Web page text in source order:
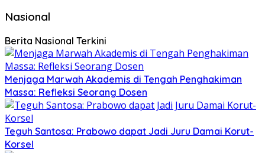
Nasional
Berita Nasional Terkini
Menjaga Marwah Akademis di Tengah Penghakiman
Massa: Refleksi Seorang Dosen
Teguh Santosa: Prabowo dapat Jadi Juru Damai Korut-
Korsel